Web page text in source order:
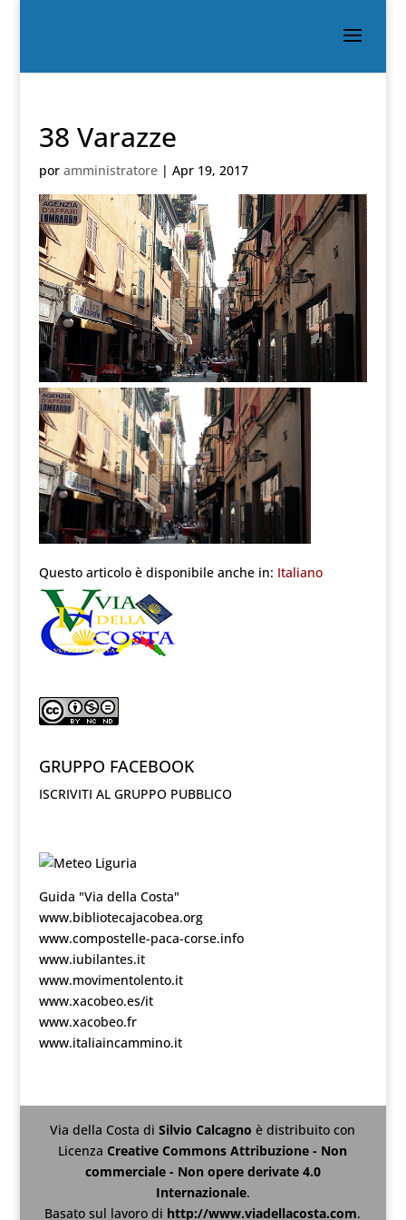
38 Varazze
por amministratore| Apr 19, 2017
Questo articolo è disponibile anche in: Italiano
GRUPPO FACEBOOK
ISCRIVITI AL GRUPPO PUBBLICO
Guida "Via della Costa"
www.bibliotecajacobea.org
www.compostelle-paca-corse.info
www.iubilantes.it
www.movimentolento.it
www.xacobeo.es/it
www.xacobeo.fr
www.italiaincammino.it
Via della Costa diSilvio Calcagnoè distribuito con
LicenzaCreative Commons Attribuzione - Non
commerciale - Non opere derivate 4.0
Internazionale.
Basato sul lavoro di http://www.viadellacosta.com.